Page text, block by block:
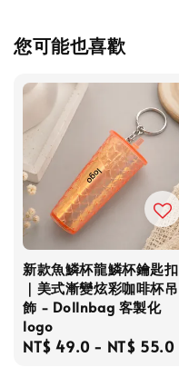
您可能也喜歡
新款魚鱗杯龍鱗杯鑰匙扣
｜美式漸變炫彩咖啡杯吊
飾 - Dollnbag 客製化
logo
Regular
NT$ 49.0 - NT$ 55.0